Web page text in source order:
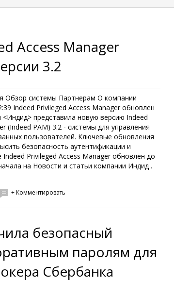
Access Manager
3.2
Обзор системы Партнерам О компании
Indeed Privileged Access Manager обновлен
представила новую версию Indeed
(Indeed PAM) 3.2 - системы для управления
пользователей. Ключевые обновления
безопасность аутентификации и
Privileged Access Manager обновлен до
на Новости и статьи компании Индид .
+ Комментировать
безопасный
паролям для
Сбербанка